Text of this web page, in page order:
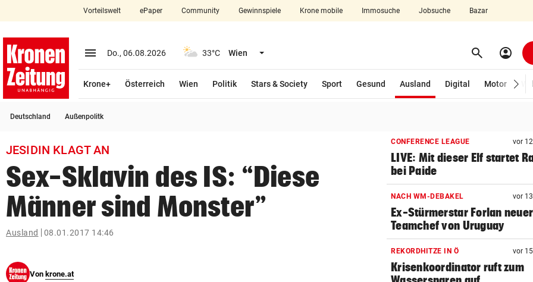
closeSchließen
account_circle Anmelden
arrow_right
search
Suchbegriff
eingeben
© Krone Multimedia GmbH & Co KG 2026
Vorteilswelt ePaper Community Gewinnspiele Krone mobile Immosuche Jobsuche Bazar
menu Menü aufklappen
Do., 06.08.2026 33°C Wien Menü aufklappen search Suchen
account_circle
Krone+ Österreich Wien Politik Stars & Society Sport Gesund Ausland
Digital
Motor
Deutschland Außenpolitk
JESIDIN KLAGT AN
Sex-Sklavin des IS: “Diese
Männer sind Monster”
Ausland 08.01.2017 14:46
Von krone.at
CONFERENCE LEAGUE vor
LIVE: Mit dieser Elf startet
bei Paide
NACH WM-DEBAKEL vor
Ex-Stürmerstar Forlan neuer
Teamchef von Uruguay
REKORDHITZE IN Ö vor
Krisenkoordinator ruft zum